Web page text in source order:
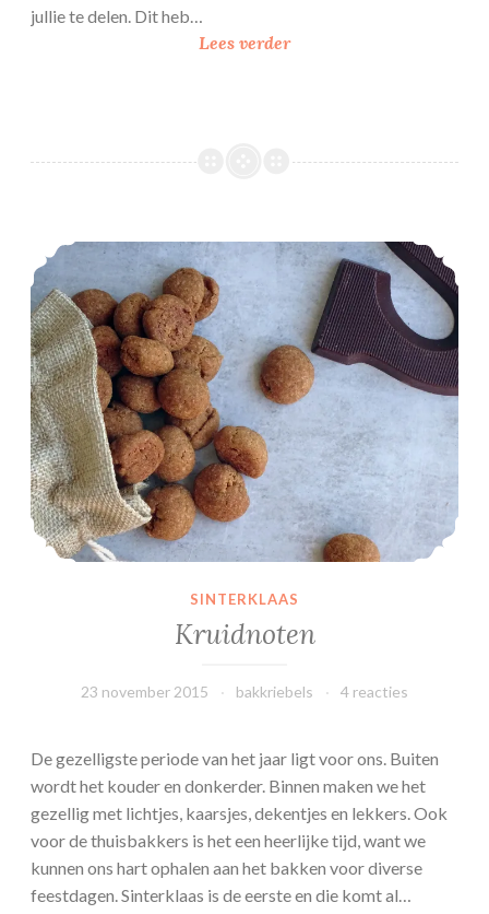
jullie te delen. Dit heb…
Lees verderK
u
f
f
Kruidnoten
SINTERKLAAS
Kruidnoten
23 november 2015 bakkriebels 4 reacties
De gezelligste periode van het jaar ligt voor ons. Buiten
wordt het kouder en donkerder. Binnen maken we het
gezellig met lichtjes, kaarsjes, dekentjes en lekkers. Ook
voor de thuisbakkers is het een heerlijke tijd, want we
kunnen ons hart ophalen aan het bakken voor diverse
feestdagen. Sinterklaas is de eerste en die komt al…